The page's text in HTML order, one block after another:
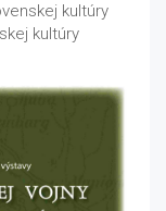
kultúry
kultúry